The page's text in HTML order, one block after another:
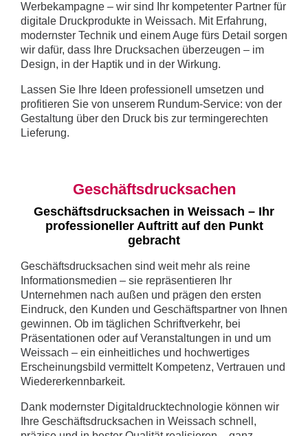
Werbekampagne – wir sind Ihr kompetenter Partner für
digitale Druckprodukte in Weissach. Mit Erfahrung,
modernster Technik und einem Auge fürs Detail sorgen
wir dafür, dass Ihre Drucksachen überzeugen – im
Design, in der Haptik und in der Wirkung.
Lassen Sie Ihre Ideen professionell umsetzen und
profitieren Sie von unserem Rundum-Service: von der
Gestaltung über den Druck bis zur termingerechten
Lieferung.
Geschäftsdrucksachen
Geschäftsdrucksachen in Weissach – Ihr
professioneller Auftritt auf den Punkt
gebracht
Geschäftsdrucksachen sind weit mehr als reine
Informationsmedien – sie repräsentieren Ihr
Unternehmen nach außen und prägen den ersten
Eindruck, den Kunden und Geschäftspartner von Ihnen
gewinnen. Ob im täglichen Schriftverkehr, bei
Präsentationen oder auf Veranstaltungen in und um
Weissach – ein einheitliches und hochwertiges
Erscheinungsbild vermittelt Kompetenz, Vertrauen und
Wiedererkennbarkeit.
Dank modernster Digitaldrucktechnologie können wir
Ihre Geschäftsdrucksachen in Weissach schnell,